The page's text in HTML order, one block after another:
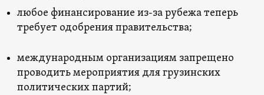
любое финансирование из-за рубежа теперь
требует одобрения правительства;
международным организациям запрещено
проводить мероприятия для грузинских
политических партий;